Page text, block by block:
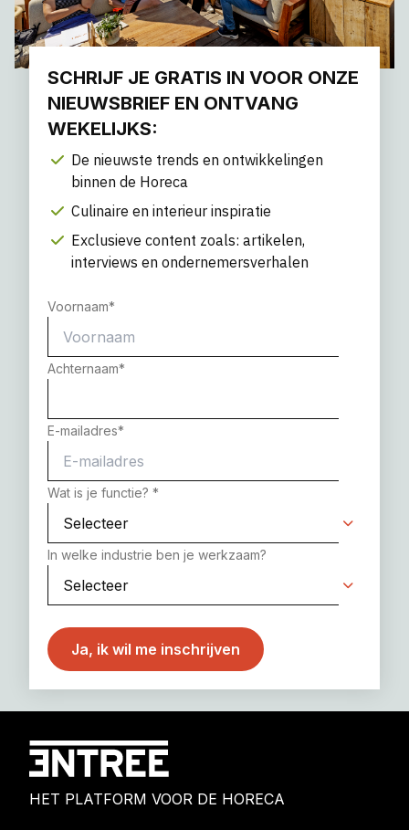
SCHRIJF JE GRATIS IN VOOR ONZE
NIEUWSBRIEF EN ONTVANG
WEKELIJKS:
De nieuwste trends en ontwikkelingen
binnen de Horeca
Culinaire en interieur inspiratie
Exclusieve content zoals: artikelen,
interviews en ondernemersverhalen
Voornaam*
Achternaam*
E-mailadres*
Wat is je functie? *
In welke industrie ben je werkzaam?
HET PLATFORM VOOR DE HORECA